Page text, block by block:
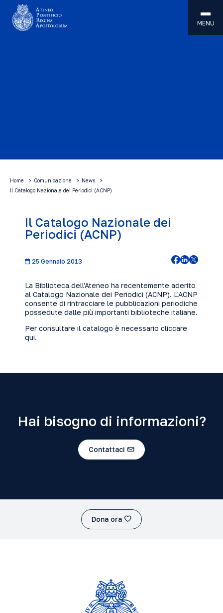
MENU
Home Comunicazione
News
Il Catalogo Nazionale dei Periodici (ACNP)
Il Catalogo Nazionale dei
Periodici (ACNP)
25 Gennaio 2013
La Biblioteca dell'Ateneo ha recentemente aderito
al Catalogo Nazionale dei Periodici (ACNP). L'ACNP
consente di rintracciare le pubblicazioni periodiche
possedute dalle più importanti biblioteche italiane.
Per consultare il catalogo è necessario cliccare
qui.
Hai bisogno di informazioni?
Contattaci
Dona ora